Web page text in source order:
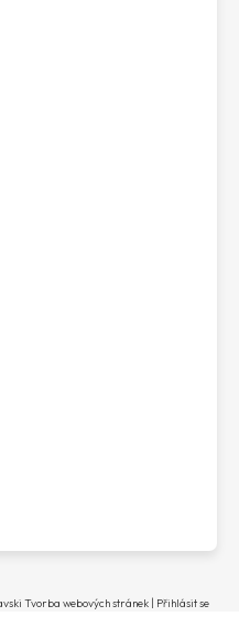
Tvorba webových stránek Přihlásit se